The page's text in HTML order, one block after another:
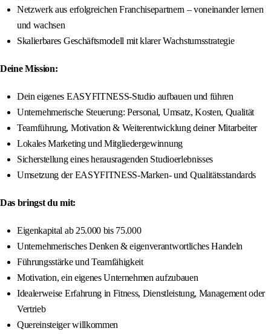
Netzwerk aus erfolgreichen Franchisepartnern – voneinander lernen
und wachsen
Skalierbares Geschäftsmodell mit klarer Wachstumsstrategie
Deine Mission:
Dein eigenes EASYFITNESS-Studio aufbauen und führen
Unternehmerische Steuerung: Personal, Umsatz, Kosten, Qualität
Teamführung, Motivation & Weiterentwicklung deiner Mitarbeiter
Lokales Marketing und Mitgliedergewinnung
Sicherstellung eines herausragenden Studioerlebnisses
Umsetzung der EASYFITNESS-Marken- und Qualitätsstandards
Das bringst du mit:
Eigenkapital ab 25.000 bis 75.000
Unternehmerisches Denken & eigenverantwortliches Handeln
Führungsstärke und Teamfähigkeit
Motivation, ein eigenes Unternehmen aufzubauen
Idealerweise Erfahrung in Fitness, Dienstleistung, Management oder
Vertrieb
Quereinsteiger willkommen